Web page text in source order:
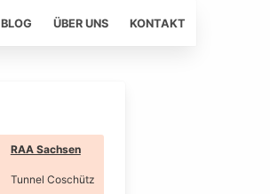
BLOG ÜBER UNS KONTAKT
RAA Sachsen
Tunnel Coschütz